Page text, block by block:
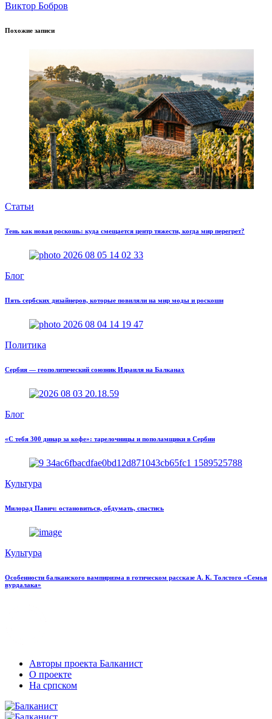
Виктор Бобров
Похожие записи
Статьи
Тень как новая роскошь: куда смещается центр тяжести, когда мир перегрет?
Блог
Пять сербских дизайнеров, которые повиляли на мир моды и роскоши
Политика
Сербия — геополитический союзник Израиля на Балканах
Блог
«С тебя 300 динар за кофе»: тарелочницы и пополамщики в Сербии
Культура
Милорад Павич: остановиться, обдумать, спастись
Культура
Особенности балканского вампиризма в готическом рассказе А. К. Толстого «Семья
вурдалака»
Авторы проекта Балканист
О проекте
На српском